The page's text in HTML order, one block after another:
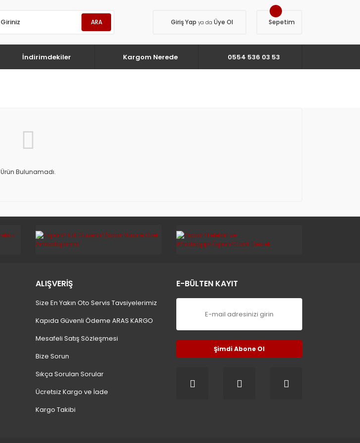
ARA Giriş Yap ya da Üye Ol Sepetim
İndirimdekiler Kargom Nerede 0554 536 03 53
Ürün Bulunamadı.
ALIŞVERİŞ
Size En Yakın Oto Servis Tavsiyelerimiz
Kapıda Güvenli Ödeme ARAS KARGO
Mesafeli Satış Sözleşmesi
Bize Sorun
Sıkça Sorulan Sorular
Ücretsiz Kargo ve İade
Kargo Takibi
E-BÜLTEN KAYIT
Şimdi Abone Ol